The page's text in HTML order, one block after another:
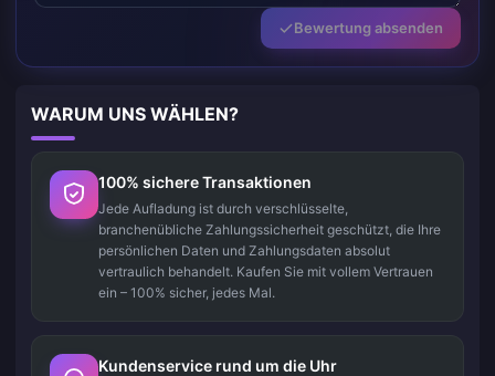
Bewertung absenden
WARUM UNS WÄHLEN?
100% sichere Transaktionen
Jede Aufladung ist durch verschlüsselte,
branchenübliche Zahlungssicherheit geschützt, die Ihre
persönlichen Daten und Zahlungsdaten absolut
vertraulich behandelt. Kaufen Sie mit vollem Vertrauen
ein – 100% sicher, jedes Mal.
Kundenservice rund um die Uhr